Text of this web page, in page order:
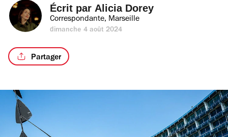
Écrit par Alicia Dorey
Correspondante, Marseille
dimanche 4 août 2024
Partager